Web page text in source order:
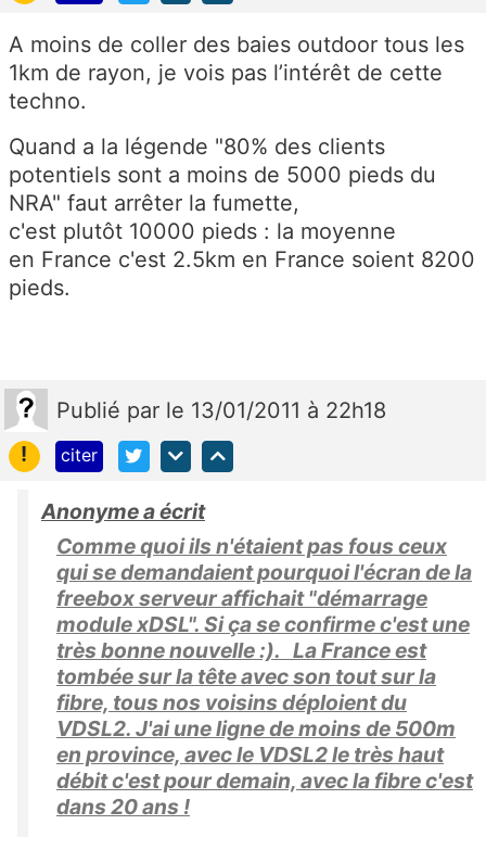
A moins de coller des baies outdoor tous les
1km de rayon, je vois pas l’intérêt de cette
techno.
Quand a la légende "80% des clients
potentiels sont a moins de 5000 pieds du
NRA" faut arrêter la fumette,
c'est plutôt 10000 pieds : la moyenne
en France c'est 2.5km en France soient 8200
pieds.
Publié par le 13/01/2011 à 22h18
!
citer
Anonyme a écrit
Comme quoi ils n'étaient pas fous ceux
qui se demandaient pourquoi l'écran de la
freebox serveur affichait "démarrage
module xDSL". Si ça se confirme c'est une
très bonne nouvelle :). La France est
tombée sur la tête avec son tout sur la
fibre, tous nos voisins déploient du
VDSL2. J'ai une ligne de moins de 500m
en province, avec le VDSL2 le très haut
débit c'est pour demain, avec la fibre c'est
dans 20 ans !